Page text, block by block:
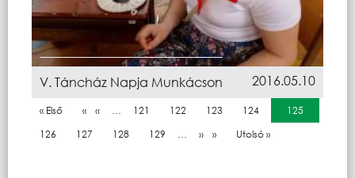
V. Táncház Napja Munkácson 2016.05.10
Oldalszámozás
Első oldal
« Első Előző oldal
‹‹ … Oldal
121 Oldal
122 Oldal
123 Oldal
124 Jelenlegi oldal
125
Oldal
126 Oldal
127 Oldal
128 Oldal
129 … Következő oldal
›› Utolsó oldal
Utolsó »